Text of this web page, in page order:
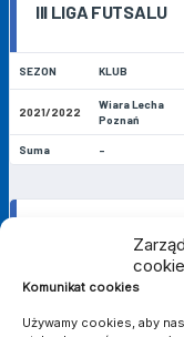
cookie
Komunikat cookies
Używamy cookies, aby
III LIGA FUTSALU
SEZON KLUB
2021/2022
Wiara Lecha
Poznań
Suma -
PUCHAR POLSKI
Wiara Lecha